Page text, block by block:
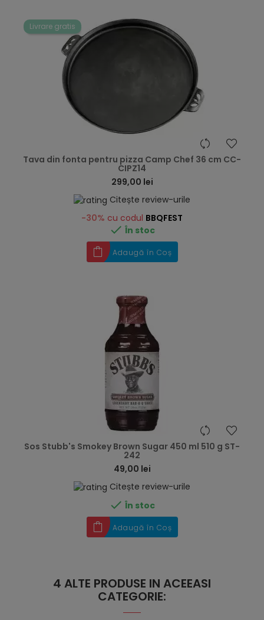
Livrare gratis
Tava din fonta pentru pizza Camp Chef 36 cm CC-
CIPZ14
299,00 lei
Citește review-urile
-30% cu codul BBQFEST
 În stoc
Adaugă în Coș
Sos Stubb's Smokey Brown Sugar 450 ml 510 g ST-
242
49,00 lei
Citește review-urile
 În stoc
Adaugă în Coș
4 ALTE PRODUSE IN ACEEASI
CATEGORIE: